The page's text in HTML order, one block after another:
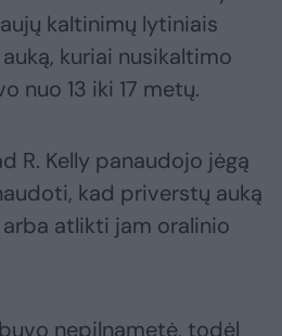
kaltinimų lytiniais
kuriai nusikaltimo
nuo 13 iki 17 metų.
R. Kelly panaudojo jėgą
kad priverstų auką
atlikti jam oralinio
nepilnametė, todėl